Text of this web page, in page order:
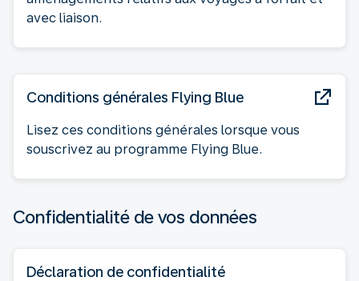
avec liaison.
Conditions générales Flying Blue
Lisez ces conditions générales lorsque vous
souscrivez au programme Flying Blue.
Confidentialité de vos données
Déclaration de confidentialité